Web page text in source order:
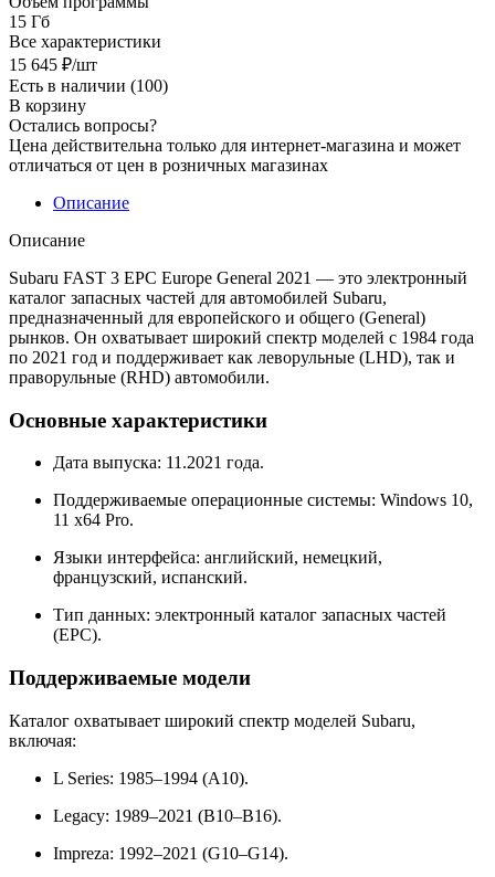
15 Гб
Все характеристики
15 645 ₽/шт
Есть в наличии (100)
В корзину
Остались вопросы?
Цена действительна только для интернет-магазина и может
отличаться от цен в розничных магазинах
Описание
Описание
Subaru FAST 3 EPC Europe General 2021 — это электронный
каталог запасных частей для автомобилей Subaru,
предназначенный для европейского и общего (General)
рынков. Он охватывает широкий спектр моделей с 1984 года
по 2021 год и поддерживает как леворульные (LHD), так и
праворульные (RHD) автомобили.
Основные характеристики
Дата выпуска: 11.2021 года.
Поддерживаемые операционные системы: Windows 10,
11 x64 Pro.
Языки интерфейса: английский, немецкий,
французский, испанский.
Тип данных: электронный каталог запасных частей
(EPC).
Поддерживаемые модели
Каталог охватывает широкий спектр моделей Subaru,
включая:
L Series: 1985–1994 (A10).
Legacy: 1989–2021 (B10–B16).
Impreza: 1992–2021 (G10–G14).